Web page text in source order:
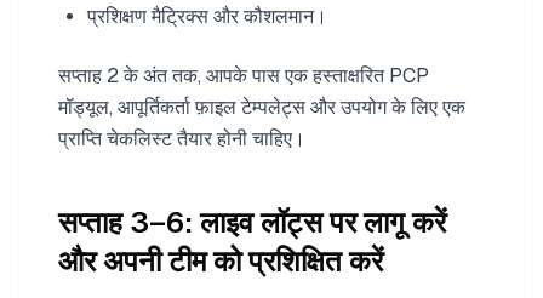
प्रशिक्षण मैट्रिक्स और कौशलमान।
सप्ताह 2 के अंत तक, आपके पास एक हस्ताक्षरित PCP
मॉड्यूल, आपूर्तिकर्ता फ़ाइल टेम्पलेट्स और उपयोग के लिए एक
प्राप्ति चेकलिस्ट तैयार होनी चाहिए।
सप्ताह 3–6: लाइव लॉट्स पर लागू करें
और अपनी टीम को प्रशिक्षित करें